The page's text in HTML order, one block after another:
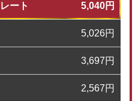
ート 5,040円
5,026円
3,697円
2,567円